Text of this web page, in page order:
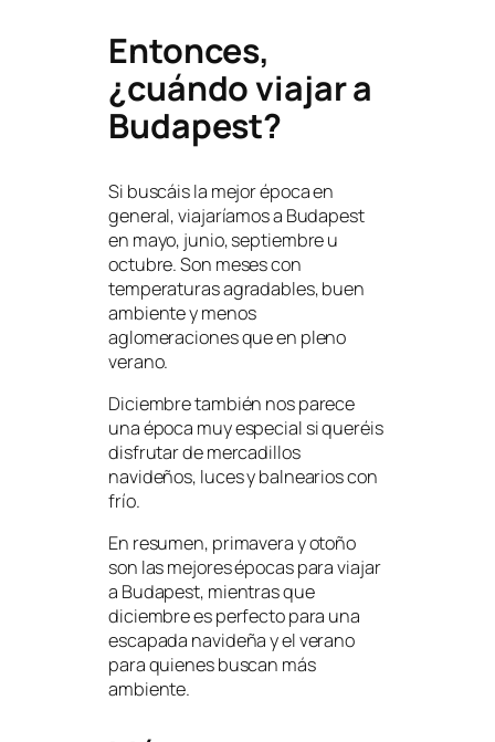
Entonces,
¿cuándo viajar a
Budapest?
Si buscáis la mejor época en
general, viajaríamos a Budapest
en mayo, junio, septiembre u
octubre. Son meses con
temperaturas agradables, buen
ambiente y menos
aglomeraciones que en pleno
verano.
Diciembre también nos parece
una época muy especial si queréis
disfrutar de mercadillos
navideños, luces y balnearios con
frío.
En resumen, primavera y otoño
son las mejores épocas para viajar
a Budapest, mientras que
diciembre es perfecto para una
escapada navideña y el verano
para quienes buscan más
ambiente.